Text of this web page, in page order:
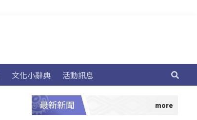
文化小辭典 活動訊息
最新新聞